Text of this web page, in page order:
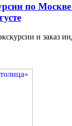
по
и заказ